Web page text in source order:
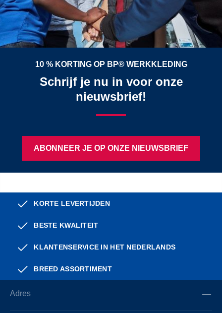
10 % KORTING OP BP® WERKKLEDING
Schrijf je nu in voor onze
nieuwsbrief!
ABONNEER JE OP ONZE NIEUWSBRIEF
KORTE LEVERTIJDEN
BESTE KWALITEIT
KLANTENSERVICE IN HET NEDERLANDS
BREED ASSORTIMENT
Adres